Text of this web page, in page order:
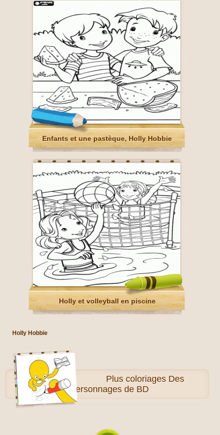
Enfants et une pastèque, Holly Hobbie
Holly et volleyball en piscine
Holly Hobbie
Pluscoloriages Des
personnages de BD